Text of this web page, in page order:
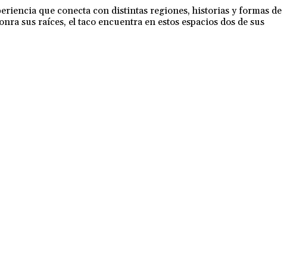
que conecta con distintas regiones, historias y formas de
sus raíces, el taco encuentra en estos espacios dos de sus